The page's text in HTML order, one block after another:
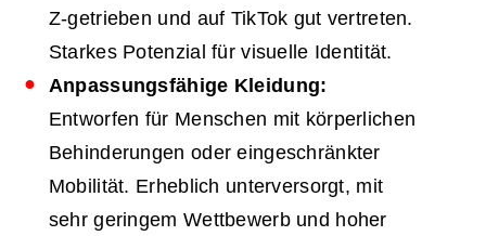
Z-getrieben und auf TikTok gut vertreten.
Starkes Potenzial für visuelle Identität.
Anpassungsfähige Kleidung:
Entworfen für Menschen mit körperlichen
Behinderungen oder eingeschränkter
Mobilität. Erheblich unterversorgt, mit
sehr geringem Wettbewerb und hoher